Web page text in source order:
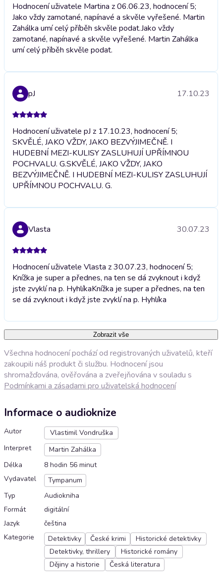
Hodnocení uživatele Martina z 06.06.23, hodnocení 5;
Jako vždy zamotané, napínavé a skvěle vyřešené. Martin
Zahálka umí celý příběh skvěle podat.Jako vždy
zamotané, napínavé a skvěle vyřešené. Martin Zahálka
umí celý příběh skvěle podat.
pJ 17.10.23
Hodnocení uživatele pJ z 17.10.23, hodnocení 5;
SKVĚLÉ, JAKO VŽDY, JAKO BEZVÝJIMEČNĚ. I
HUDEBNÍ MEZI-KULISY ZASLUHUJÍ UPŘÍMNOU
POCHVALU. G.SKVĚLÉ, JAKO VŽDY, JAKO
BEZVÝJIMEČNĚ. I HUDEBNÍ MEZI-KULISY ZASLUHUJÍ
UPŘÍMNOU POCHVALU. G.
Vlasta 30.07.23
Hodnocení uživatele Vlasta z 30.07.23, hodnocení 5;
Knížka je super a přednes, na ten se dá zvyknout i když
jste zvyklí na p. HyhlíkaKnížka je super a přednes, na ten
se dá zvyknout i když jste zvyklí na p. Hyhlíka
Zobrazit vše
Všechna hodnocení pochází od registrovaných uživatelů, kteří
zakoupili náš produkt či službu. Hodnocení jsou
shromažďována, ověřována a zveřejňována v souladu s
Podmínkami a zásadami pro uživatelská hodnocení
Informace o audioknize
Autor
Vlastimil Vondruška
Interpret
Martin Zahálka
Délka
8 hodin 56 minut
Vydavatel
Tympanum
Typ
Audiokniha
Formát
digitální
Jazyk
čeština
Kategorie
Detektivky České krimi
Historické detektivky
Detektivky, thrillery
Historické romány
Dějiny a historie
Česká literatura